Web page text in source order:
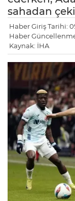
sahadan
Haber Giriş Tarihi:
Haber
Kaynak: İHA